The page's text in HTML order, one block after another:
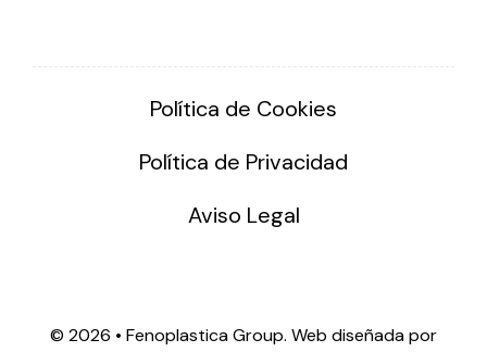
Política de Cookies
Política de Privacidad
Aviso Legal
© 2026 • Fenoplastica Group. Web diseñada por